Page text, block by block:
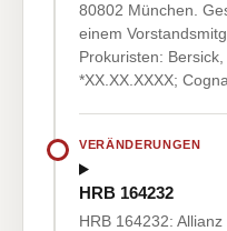
80802 München.
einem
Prokuristen:
*XX.XX.XXXX;
VERÄNDERUNGEN
HRB 164232
HRB 164232: